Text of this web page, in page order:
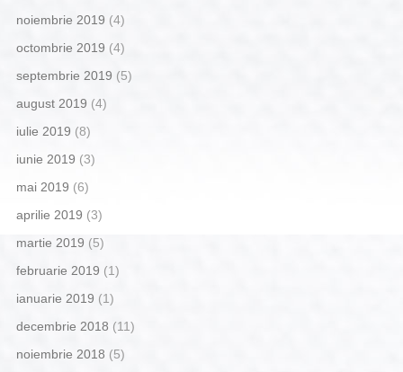
noiembrie 2019 (4)
octombrie 2019 (4)
septembrie 2019 (5)
august 2019 (4)
iulie 2019 (8)
iunie 2019 (3)
mai 2019 (6)
aprilie 2019 (3)
martie 2019 (5)
februarie 2019 (1)
ianuarie 2019 (1)
decembrie 2018 (11)
noiembrie 2018 (5)